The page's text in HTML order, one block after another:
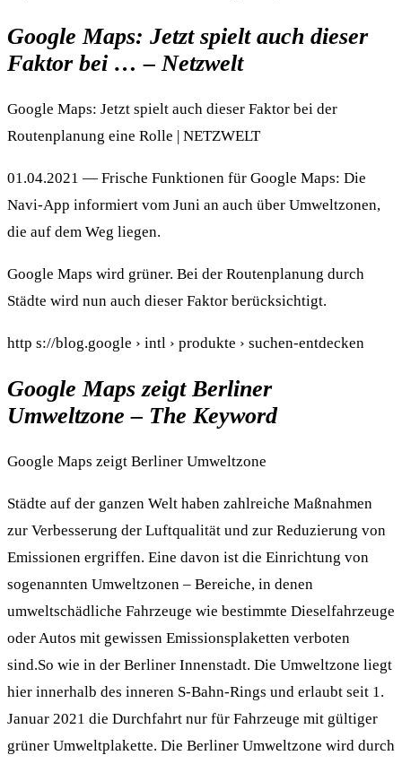
Google Maps: Jetzt spielt auch dieser
Faktor bei … – Netzwelt
Google Maps: Jetzt spielt auch dieser Faktor bei der
Routenplanung eine Rolle | NETZWELT
01.04.2021 — Frische Funktionen für Google Maps: Die
Navi-App informiert vom Juni an auch über Umweltzonen,
die auf dem Weg liegen.
Google Maps wird grüner. Bei der Routenplanung durch
Städte wird nun auch dieser Faktor berücksichtigt.
http s://blog.google › intl › produkte › suchen-entdecken
Google Maps zeigt Berliner
Umweltzone – The Keyword
Google Maps zeigt Berliner Umweltzone
Städte auf der ganzen Welt haben zahlreiche Maßnahmen
zur Verbesserung der Luftqualität und zur Reduzierung von
Emissionen ergriffen. Eine davon ist die Einrichtung von
sogenannten Umweltzonen ‒ Bereiche, in denen
umweltschädliche Fahrzeuge wie bestimmte Dieselfahrzeuge
oder Autos mit gewissen Emissionsplaketten verboten
sind.So wie in der Berliner Innenstadt. Die Umweltzone liegt
hier innerhalb des inneren S-Bahn-Rings und erlaubt seit 1.
Januar 2021 die Durchfahrt nur für Fahrzeuge mit gültiger
grüner Umweltplakette. Die Berliner Umweltzone wird durch